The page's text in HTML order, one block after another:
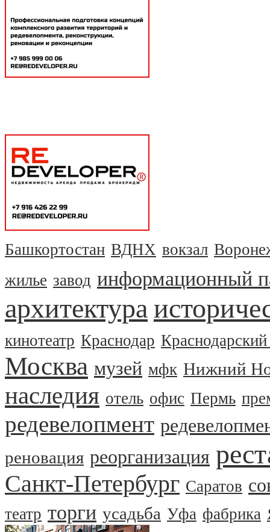
Башкортостан ВДНХ вокзал
жилье завод информационный
архитектура
кинотеатр Краснодар
Москва музей мфк Нижний
наследия отель офис Пермь
редевелопмент
реновация реорганизация
Санкт-Петербург Саратов
театр торги усадьба Уфа фабрика